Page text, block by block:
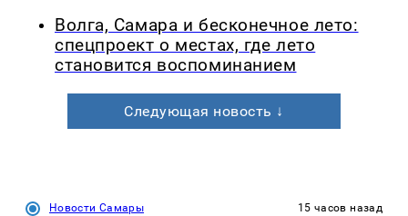
Волга, Самара и бесконечное лето:
спецпроект о местах, где лето
становится воспоминанием
Следующая новость ↓
Новости Самары 15 часов назад